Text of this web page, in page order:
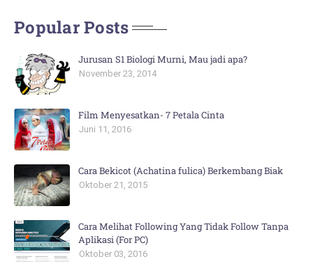
Popular Posts
Jurusan S1 Biologi Murni, Mau jadi apa?
November 23, 2014
Film Menyesatkan- 7 Petala Cinta
Juni 11, 2016
Cara Bekicot (Achatina fulica) Berkembang Biak
Oktober 21, 2015
Cara Melihat Following Yang Tidak Follow Tanpa
Aplikasi (For PC)
Oktober 03, 2016